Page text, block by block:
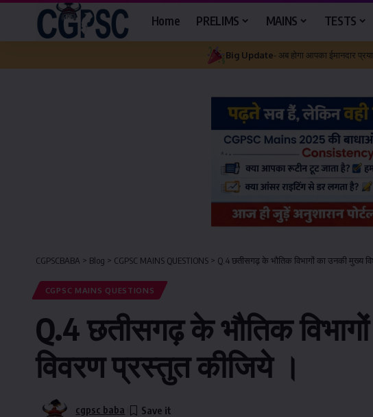
Home PRELIMS MAINS TESTS
Big Update- अब होगा आपका ईमानदार
CGPSCBABA > Blog > CGPSC MAINS QUESTIONS > Q.4 छतीसगढ़ के भौतिक विभागों का उनकी मुख्य
CGPSC MAINS QUESTIONS
Q.4 छतीसगढ़ के भौतिक
विवरण प्रस्तुत कीजिये ।
cgpsc baba